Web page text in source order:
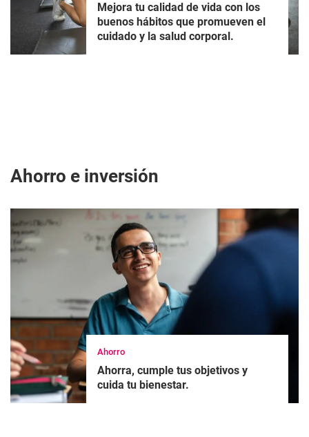
Mejora tu calidad de vida con los
buenos hábitos que promueven el
cuidado y la salud corporal.
Ahorro e inversión
Ahorro
Ahorra, cumple tus objetivos y
cuida tu bienestar.